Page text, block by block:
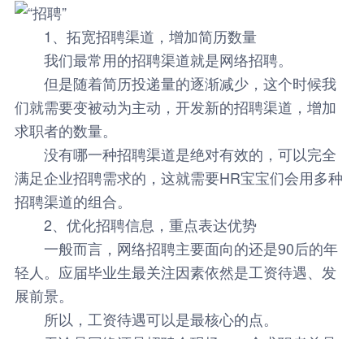
1、拓宽招聘渠道，增加简历数量
我们最常用的招聘渠道就是网络招聘。
但是随着简历投递量的逐渐减少，这个时候我
们就需要变被动为主动，开发新的招聘渠道，增加
求职者的数量。
没有哪一种招聘渠道是绝对有效的，可以完全
满足企业招聘需求的，这就需要HR宝宝们会用多种
招聘渠道的组合。
2、优化招聘信息，重点表达优势
一般而言，网络招聘主要面向的还是90后的年
轻人。应届毕业生最关注因素依然是工资待遇、发
展前景。
所以，工资待遇可以是最核心的点。